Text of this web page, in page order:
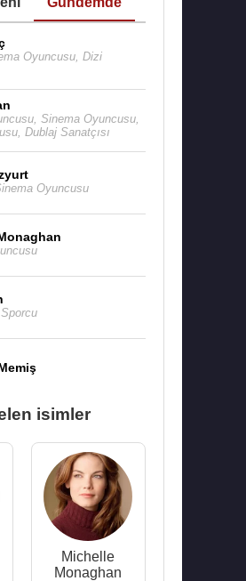
Oyuncusu, Dizi
, Sinema Oyuncusu,
, Dublaj Sanatçısı
Oyuncusu
Sporcu
isimler
Michelle
Monaghan